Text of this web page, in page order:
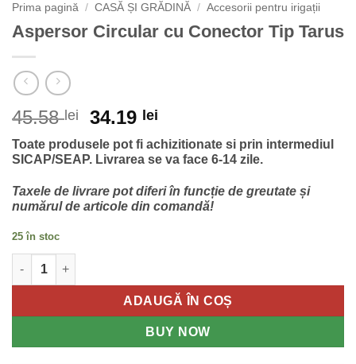
Prima pagină / CASĂ ȘI GRĂDINĂ / Accesorii pentru irigații
Aspersor Circular cu Conector Tip Tarus
45.58 lei
Prețul
inițial
a
45.58 lei.
34.19 lei
curent
este:
Toate produsele pot fi achizitionate si prin intermediul
SICAP/SEAP. Livrarea se va face 6-14 zile.
Taxele de livrare pot diferi în funcție de greutate și
numărul de articole din comandă!
25 în stoc
ADAUGĂ ÎN COȘ
BUY NOW